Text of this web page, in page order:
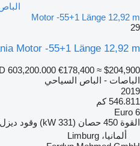
Motor -55+1 Länge 12,92 m
29
Motor -55+1 Länge 12,92 m
603,200.000 €178,400 ≈ $204,900
الباصات - الباص السياحي
2019
546.811 كم
Euro 6
القوة 450 حصان (331 kW) وقود
ألمانيا، Limburg